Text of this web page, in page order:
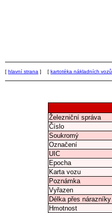
[ hlavní strana ] [ kartotéka nákladních vozů
Železniční správa
Číslo
Soukromý
Označení
UIC
Epocha
Karta vozu
Poznámka
Vyřazen
Délka přes nárazníky
Hmotnost